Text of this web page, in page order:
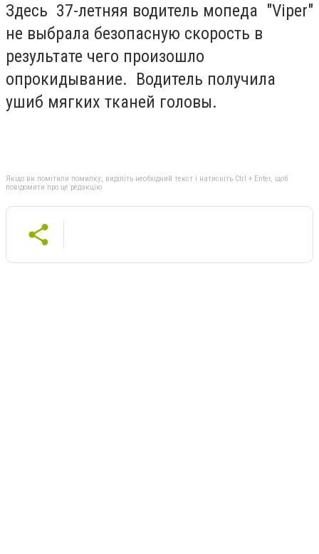
Здесь 37-летняя водитель мопеда "Viper"
не выбрала безопасную скорость в
результате чего произошло
опрокидывание. Водитель получила
ушиб мягких тканей головы.
Якщо ви помітили помилку, виділіть необхідний текст і натисніть Ctrl + Enter, щоб
повідомити про це редакцію